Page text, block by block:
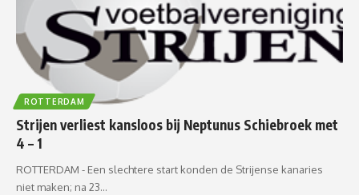
ROTTERDAM
Strijen verliest kansloos bij Neptunus Schiebroek met
4 – 1
ROTTERDAM - Een slechtere start konden de Strijense kanaries
niet maken; na 23…